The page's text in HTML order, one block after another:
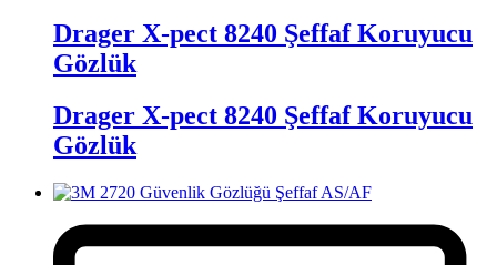
Drager X-pect 8240 Şeffaf Koruyucu
Gözlük
Drager X-pect 8240 Şeffaf Koruyucu
Gözlük